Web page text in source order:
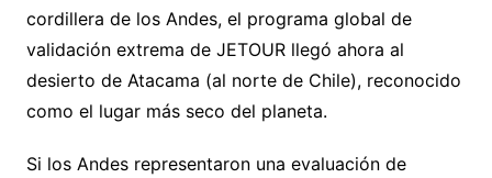
cordillera de los Andes, el programa global de
validación extrema de JETOUR llegó ahora al
desierto de Atacama (al norte de Chile), reconocido
como el lugar más seco del planeta.
Si los Andes representaron una evaluación de